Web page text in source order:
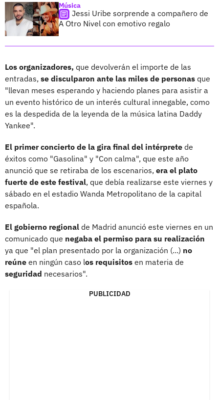
Música
Jessi Uribe sorprende a compañero de
A Otro Nivel con emotivo regalo
Los organizadores, que devolverán el importe de las
entradas, se disculparon ante las miles de personas que
"llevan meses esperando y haciendo planes para asistir a
un evento histórico de un interés cultural innegable, como
es la despedida de la leyenda de la música latina Daddy
Yankee".
El primer concierto de la gira final del intérprete de
éxitos como "Gasolina" y "Con calma", que este año
anunció que se retiraba de los escenarios, era el plato
fuerte de este festival, que debía realizarse este viernes y
sábado en el estadio Wanda Metropolitano de la capital
española.
El gobierno regional de Madrid anunció este viernes en un
comunicado que negaba el permiso para su realización
ya que "el plan presentado por la organización (...) no
reúne en ningún caso los requisitos en materia de
seguridad necesarios".
PUBLICIDAD